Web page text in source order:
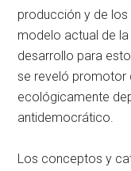
producción y de
modelo actual de
desarrollo para
se reveló promotor
ecológicamente
antidemocrático.
Los conceptos y